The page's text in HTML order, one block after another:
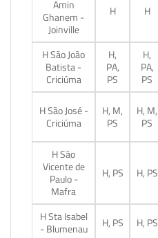
Amin
Ghanem -
Joinville
H H
H São João
Batista -
Criciúma
H,
PA,
PS
H,
PA,
PS
H São José -
Criciúma
H, M,
PS
H, M,
PS
H São
Vicente de
Paulo -
Mafra
H, PS H, PS
H Sta Isabel
- Blumenau
H, PS H, PS